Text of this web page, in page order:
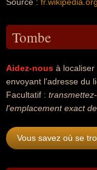
Tombe
Aidez-nous à
envoyant l'adresse du
Facultatif :
l'emplacement exact
Vous savez où se